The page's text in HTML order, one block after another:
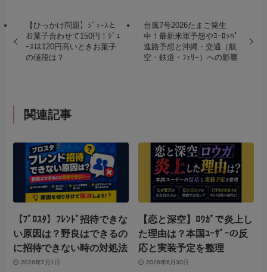
【ひっかけ問題】ｼﾞｭｰｽと
お菓子合わせて150円！ｼﾞｭ
ｰｽは120円高いときお菓子
の値段は？
台風7号2026たまご発生
中！最新米軍予想やﾖｰﾛｯﾊﾟ
進路予想と沖縄・交通（航
空・鉄道・ﾌｪﾘｰ）への影響
関連記事
【ﾌﾞﾛｽﾀ】ﾌﾚﾝﾄﾞ招待できな
い原因は？野良はできるの
に招待できない時の対処法
2026年7月1日
【恋と深空】ﾛｳｶﾞで炎上し
た理由は？本国ﾕｰｻﾞｰの反
応と実装予定を整理
2026年6月30日